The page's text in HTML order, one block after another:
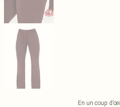
En un coup d’œil